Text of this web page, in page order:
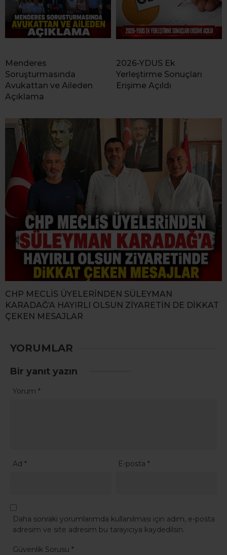
Menderes
Soruşturmasında
Avukattan ve Aileden
Açıklama
2026-YDUS Ek
Yerleştirme Sonuçları
Erişime Açıldı
CHP MECLİS ÜYELERİNDEN SÜLEYMAN
KARADAĞ’A HAYIRLI OLSUN ZİYARETİN DE DİKKAT
ÇEKEN MESAJLAR
YORUMLAR
Bir yanıt yazın
Yorum *
Ad * E-posta*
Daha sonraki yorumlarımda kullanılması için adım, e-posta
adresim ve site adresim bu tarayıcıya kaydedilsin.
Güvenlik Sorusu *